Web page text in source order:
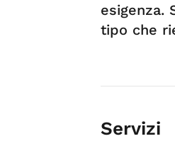
esigenza.
tipo che
Servizi